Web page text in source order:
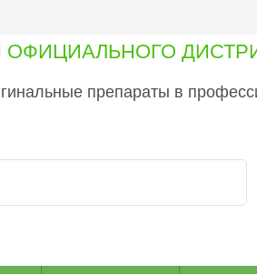
ОФИЦИАЛЬНОГО
препараты в